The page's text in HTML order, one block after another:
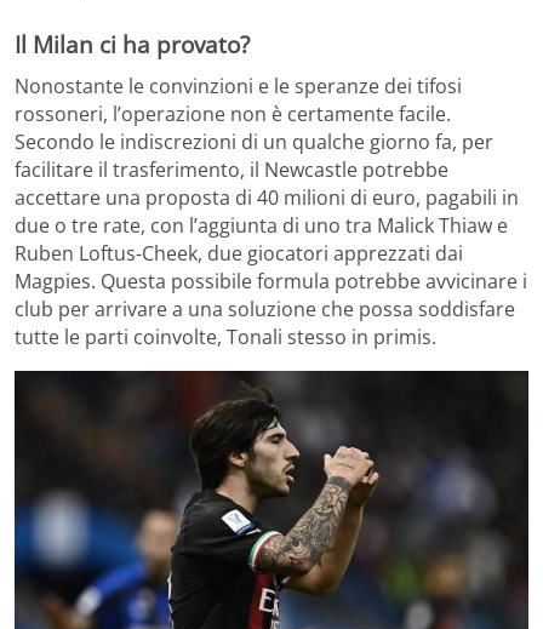
Il Milan ci ha provato?
Nonostante le convinzioni e le speranze dei tifosi
rossoneri, l’operazione non è certamente facile.
Secondo le indiscrezioni di un qualche giorno fa, per
facilitare il trasferimento, il Newcastle potrebbe
accettare una proposta di 40 milioni di euro, pagabili in
due o tre rate, con l’aggiunta di uno tra Malick Thiaw e
Ruben Loftus-Cheek, due giocatori apprezzati dai
Magpies. Questa possibile formula potrebbe avvicinare i
club per arrivare a una soluzione che possa soddisfare
tutte le parti coinvolte, Tonali stesso in primis.